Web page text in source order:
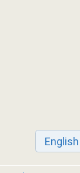
English